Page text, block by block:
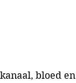
bloed en